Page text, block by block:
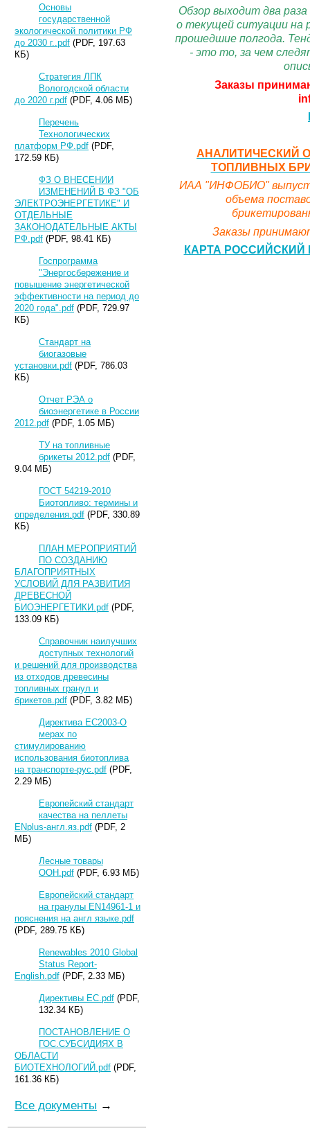
Основы
государственной
экологической политики РФ
до 2030 г..pdf (PDF, 197.63
КБ)
Стратегия ЛПК
Вологодской области
до 2020 г.pdf (PDF, 4.06 МБ)
Перечень
Технологических
платформ РФ.pdf (PDF,
172.59 КБ)
ФЗ О ВНЕСЕНИИ
ИЗМЕНЕНИЙ В ФЗ "ОБ
ЭЛЕКТРОЭНЕРГЕТИКЕ" И
ОТДЕЛЬНЫЕ
ЗАКОНОДАТЕЛЬНЫЕ АКТЫ
РФ.pdf (PDF, 98.41 КБ)
Госпрограмма
"Энергосбережение и
повышение энергетической
эффективности на период до
2020 года".pdf (PDF, 729.97
КБ)
Стандарт на
биогазовые
установки.pdf (PDF, 786.03
КБ)
Отчет РЭА о
биоэнергетике в России
2012.pdf (PDF, 1.05 МБ)
ТУ на топливные
брикеты 2012.pdf (PDF,
9.04 МБ)
ГОСТ 54219-2010
Биотопливо: термины и
определения.pdf (PDF, 330.89
КБ)
ПЛАН МЕРОПРИЯТИЙ
ПО СОЗДАНИЮ
БЛАГОПРИЯТНЫХ
УСЛОВИЙ ДЛЯ РАЗВИТИЯ
ДРЕВЕСНОЙ
БИОЭНЕРГЕТИКИ.pdf (PDF,
133.09 КБ)
Справочник наилучших
доступных технологий
и решений для производства
из отходов древесины
топливных гранул и
брикетов.pdf (PDF, 3.82 МБ)
Директива ЕС2003-О
мерах по
стимулированию
использования биотоплива
на транспорте-рус.pdf (PDF,
2.29 МБ)
Европейский стандарт
качества на пеллеты
ENplus-англ.яз.pdf (PDF, 2
МБ)
Лесные товары
ООН.pdf (PDF, 6.93 МБ)
Европейский стандарт
на гранулы EN14961-1 и
пояснения на англ языке.pdf
(PDF, 289.75 КБ)
Renewables 2010 Global
Status Report-
English.pdf (PDF, 2.33 МБ)
Директивы ЕС.pdf (PDF,
132.34 КБ)
ПОСТАНОВЛЕНИЕ О
ГОС.СУБСИДИЯХ В
ОБЛАСТИ
БИОТЕХНОЛОГИЙ.pdf (PDF,
161.36 КБ)
Все документы →
Обзор выходит два
о текущей ситуации на
прошедшие полгода.
- это то, за чем
Заказы
АНАЛИТИЧЕСКИЙ
ТОПЛИВНЫХ
ИАА "ИНФОБИО"
объема
Заказы
КАРТА РОССИЙСКИЙ